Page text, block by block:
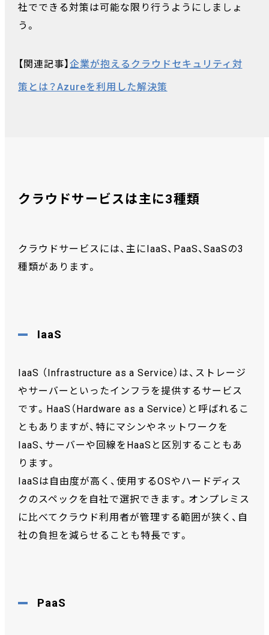
社でできる対策は可能な限り行うようにしましょ
う。
【関連記事】企業が抱えるクラウドセキュリティ対
策とは？Azureを利用した解決策
クラウドサービスは主に3種類
クラウドサービスには、主にIaaS、PaaS、SaaSの3
種類があります。
IaaS
IaaS （Infrastructure as a Service）は、ストレージ
やサーバーといったインフラを提供するサービス
です。HaaS（Hardware as a Service）と呼ばれるこ
ともありますが、特にマシンやネットワークを
IaaS、サーバーや回線をHaaSと区別することもあ
ります。
IaaSは自由度が高く、使用するOSやハードディス
クのスペックを自社で選択できます。オンプレミス
に比べてクラウド利用者が管理する範囲が狭く、自
社の負担を減らせることも特長です。
PaaS